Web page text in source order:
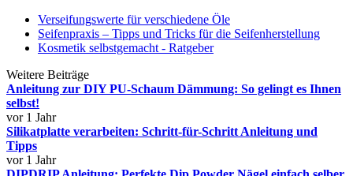
Verseifungswerte für verschiedene Öle
Seifenpraxis – Tipps und Tricks für die Seifenherstellung
Kosmetik selbstgemacht - Ratgeber
Weitere Beiträge
Anleitung zur DIY PU-Schaum Dämmung: So gelingt es Ihnen
selbst!
vor 1 Jahr
Silikatplatte verarbeiten: Schritt-für-Schritt Anleitung und
Tipps
vor 1 Jahr